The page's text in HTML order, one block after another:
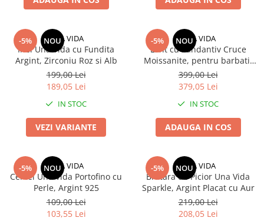
-5% NOU
UNA VIDA
Inel Una Vida cu Fundita
Argint, Zirconiu Roz si Alb
199,00 Lei
189,05 Lei
IN STOC
VEZI VARIANTE
-5% NOU
UNA VIDA
Lant cu Pandantiv Cruce
Moissanite, pentru barbati,
Argint 925
399,00 Lei
379,05 Lei
IN STOC
ADAUGA IN COS
-5% NOU
UNA VIDA
Cercei Una Vida Portofino cu
Perle, Argint 925
109,00 Lei
103,55 Lei
-5% NOU
UNA VIDA
Bratara de Picior Una Vida
Sparkle, Argint Placat cu Aur
219,00 Lei
208,05 Lei